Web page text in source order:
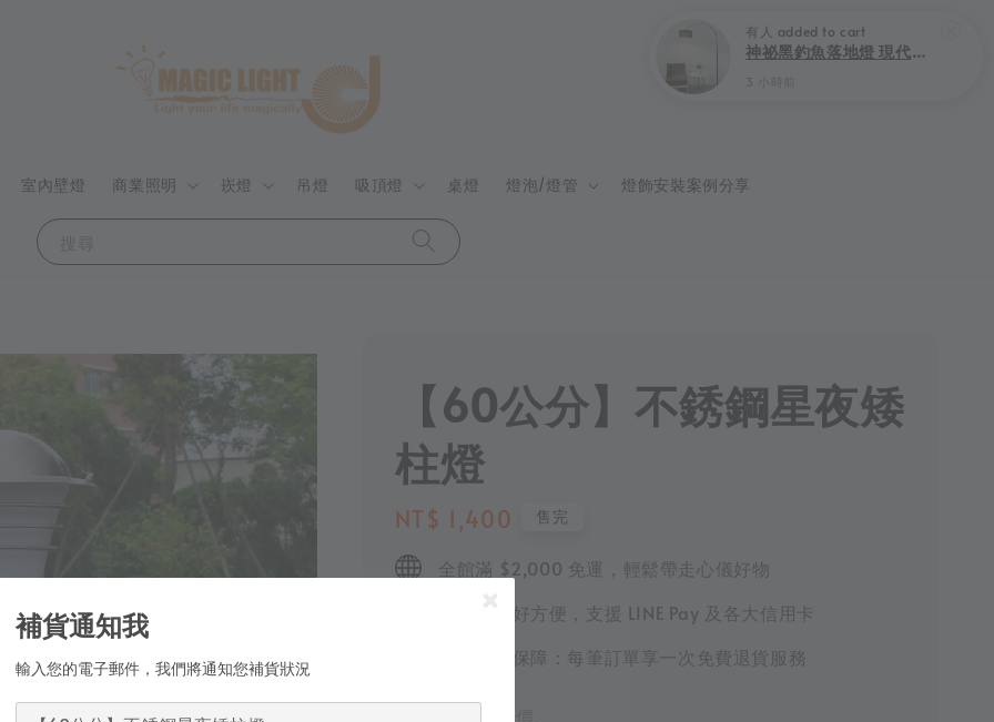
室內壁燈 商業照明 崁燈 吊燈 吸頂燈 桌燈 燈泡/燈管 燈飾安裝案例分享
【60公分】不銹鋼星夜矮
柱燈
Regular
price
NT$ 1,400 售完
全館滿 $2,000 免運，輕鬆帶走心儀好物
多元支付好方便，支援 LINE Pay 及各大信用卡
安心購物保障：每筆訂單享一次免費退貨服務
補貨通知我
輸入您的電子郵件，我們將通知您補貨狀況